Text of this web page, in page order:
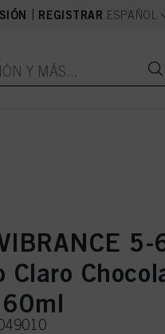
REGISTRAR ESPAÑOL
5-
Claro